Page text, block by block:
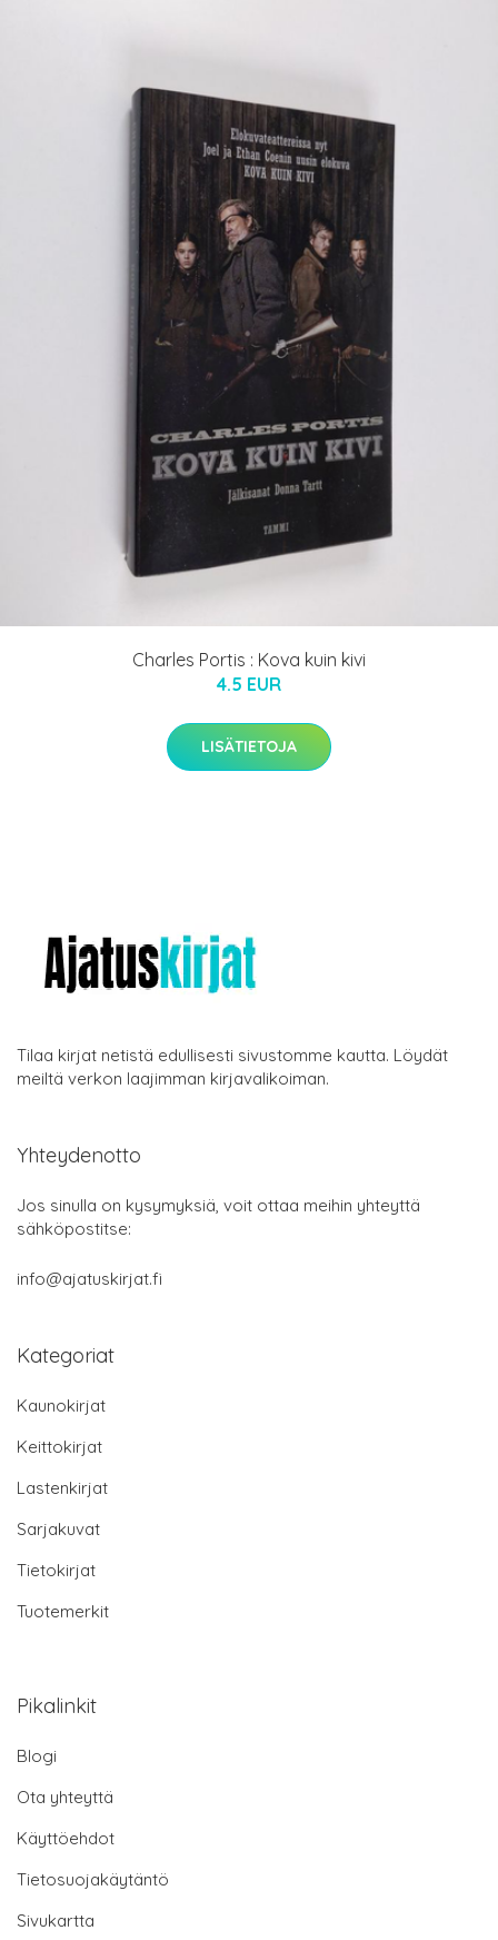
Charles Portis : Kova kuin kivi
4.5 EUR
LISÄTIETOJA
Tilaa kirjat netistä edullisesti sivustomme kautta. Löydät
meiltä verkon laajimman kirjavalikoiman.
Yhteydenotto
Jos sinulla on kysymyksiä, voit ottaa meihin yhteyttä
sähköpostitse:
info@ajatuskirjat.fi
Kategoriat
Kaunokirjat
Keittokirjat
Lastenkirjat
Sarjakuvat
Tietokirjat
Tuotemerkit
Pikalinkit
Blogi
Ota yhteyttä
Käyttöehdot
Tietosuojakäytäntö
Sivukartta